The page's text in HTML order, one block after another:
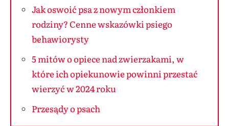
Jak oswoić psa z nowym członkiem
rodziny? Cenne wskazówki psiego
behawiorysty
5 mitów o opiece nad zwierzakami, w
które ich opiekunowie powinni przestać
wierzyć w 2024 roku
Przesądy o psach